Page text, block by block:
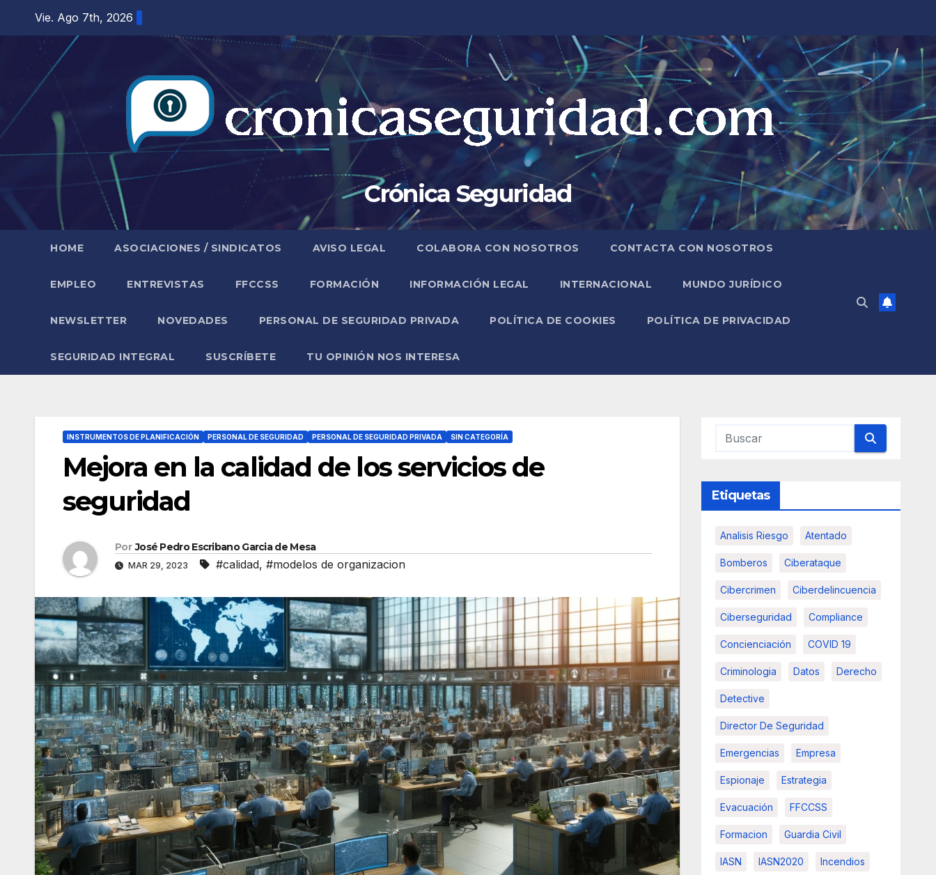
contenido
Vie. Ago 7th, 2026
Crónica Seguridad
HOME ASOCIACIONES / SINDICATOS AVISO LEGAL COLABORA CON NOSOTROS CONTACTA CON NOSOTROS
EMPLEO ENTREVISTAS FFCCSS FORMACIÓN INFORMACIÓN LEGAL INTERNACIONAL MUNDO JURÍDICO
NEWSLETTER NOVEDADES PERSONAL DE SEGURIDAD PRIVADA POLÍTICA DE COOKIES POLÍTICA DE PRIVACIDAD
SEGURIDAD INTEGRAL SUSCRÍBETE TU OPINIÓN NOS INTERESA
INSTRUMENTOS DE PLANIFICACIÓN PERSONAL DE SEGURIDAD PERSONAL DE SEGURIDAD PRIVADA SIN CATEGORÍA
Mejora en la calidad de los servicios de
seguridad
Por José Pedro Escribano Garcia de Mesa
MAR 29, 2023 #calidad, #modelos de organizacion
Etiquetas
Analisis Riesgo Atentado
Bomberos Ciberataque
Cibercrimen Ciberdelincuencia
Ciberseguridad Compliance
Concienciación COVID 19
Criminologia Datos Derecho
Detective
Director De Seguridad
Emergencias Empresa
Espionaje Estrategia
Evacuación FFCCSS
Formacion Guardia Civil
IASN IASN2020 Incendios